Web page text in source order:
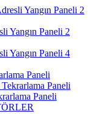
Yangın Paneli 2
Yangın Paneli 2
Yangın Paneli 4
Paneli
Paneli
Paneli